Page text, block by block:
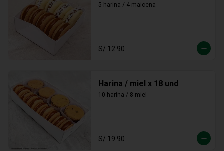
5 harina / 4 maicena
S/ 12.90
Harina / miel x 18 und
10 harina / 8 miel
S/ 19.90